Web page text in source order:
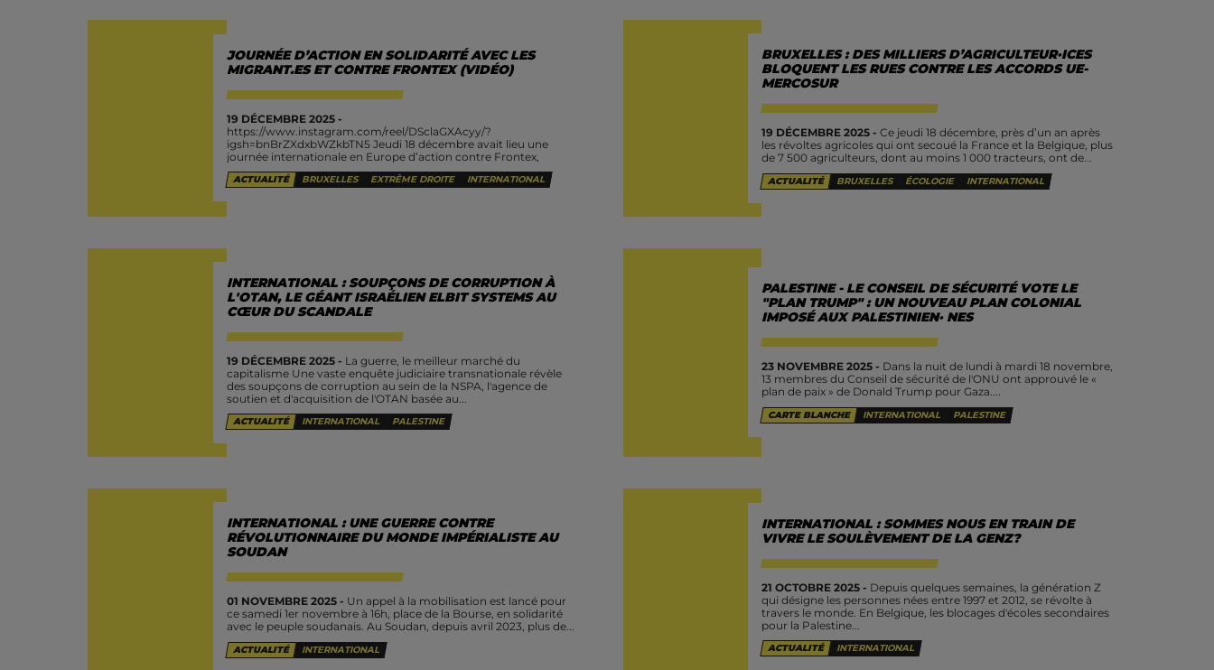
JOURNÉE D’ACTION EN SOLIDARITÉ AVEC LES
MIGRANT.ES ET CONTRE FRONTEX (VIDÉO)
19 DÉCEMBRE 2025 -
https://www.instagram.com/reel/DSclaGXAcyy/?
igsh=bnBrZXdxbWZkbTN5 Jeudi 18 décembre avait lieu une
journée internationale en Europe d’action contre Frontex,
l’agence européenne de contrôle et de militarisation des
frontières de l’Europe et de l’espace Schengen, mais aussi...
ACTUALITÉ BRUXELLES EXTRÊME DROITE INTERNATIONAL
BRUXELLES : DES MILLIERS D’AGRICULTEUR·ICES
BLOQUENT LES RUES CONTRE LES ACCORDS UE-
MERCOSUR
19 DÉCEMBRE 2025 - Ce jeudi 18 décembre, près d’un an après
les révoltes agricoles qui ont secoué la France et la Belgique, plus
de 7 500 agriculteurs, dont au moins 1 000 tracteurs, ont de...
ACTUALITÉ BRUXELLES ÉCOLOGIE INTERNATIONAL
INTERNATIONAL : SOUPÇONS DE CORRUPTION À
L'OTAN, LE GÉANT ISRAÉLIEN ELBIT SYSTEMS AU
CŒUR DU SCANDALE
19 DÉCEMBRE 2025 - La guerre, le meilleur marché du
capitalisme Une vaste enquête judiciaire transnationale révèle
des soupçons de corruption au sein de la NSPA, l'agence de
soutien et d'acquisition de l'OTAN basée au...
ACTUALITÉ INTERNATIONAL PALESTINE
PALESTINE - LE CONSEIL DE SÉCURITÉ VOTE LE
"PLAN TRUMP" : UN NOUVEAU PLAN COLONIAL
IMPOSÉ AUX PALESTINIEN· NES
23 NOVEMBRE 2025 - Dans la nuit de lundi à mardi 18 novembre,
13 membres du Conseil de sécurité de l'ONU ont approuvé le «
plan de paix » de Donald Trump pour Gaza....
CARTE BLANCHE INTERNATIONAL PALESTINE
INTERNATIONAL : UNE GUERRE CONTRE
RÉVOLUTIONNAIRE DU MONDE IMPÉRIALISTE AU
SOUDAN
01 NOVEMBRE 2025 - Un appel à la mobilisation est lancé pour
ce samedi 1er novembre à 16h, place de la Bourse, en solidarité
avec le peuple soudanais. Au Soudan, depuis avril 2023, plus de...
ACTUALITÉ INTERNATIONAL
INTERNATIONAL : SOMMES NOUS EN TRAIN DE
VIVRE LE SOULÈVEMENT DE LA GENZ?
21 OCTOBRE 2025 - Depuis quelques semaines, la génération Z
qui désigne les personnes nées entre 1997 et 2012, se révolte à
travers le monde. En Belgique, les blocages d'écoles secondaires
pour la Palestine...
ACTUALITÉ INTERNATIONAL